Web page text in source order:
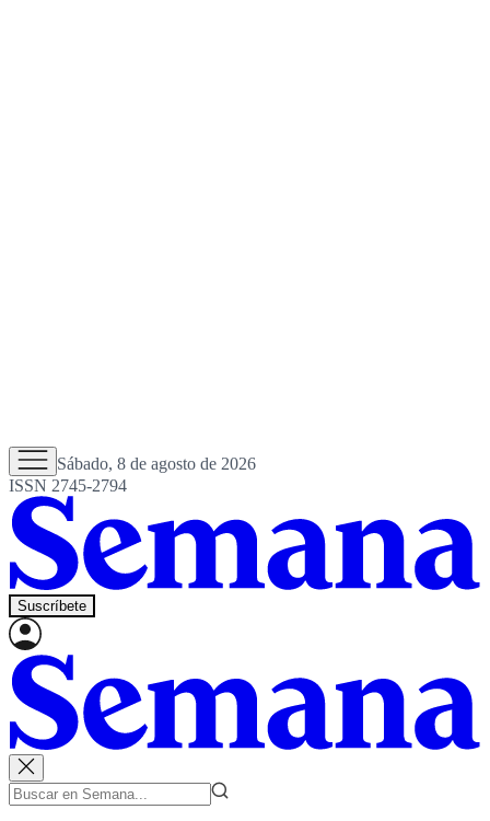
Sábado, 8 de agosto de 2026
ISSN 2745-2794
Suscríbete